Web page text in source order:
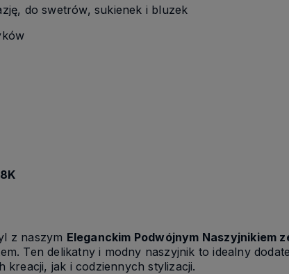
do swetrów, sukienek i bluzek
z naszym Eleganckim Podwójnym Naszyjnikiem
Ten delikatny i modny naszyjnik to idealny
kreacji, jak i codziennych stylizacji.